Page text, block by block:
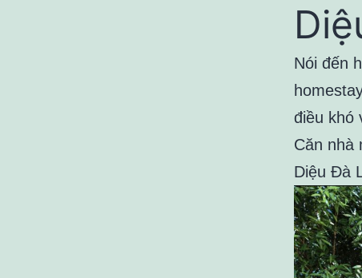
Nói đến
điều khó
Căn nhà
Diệu Đà